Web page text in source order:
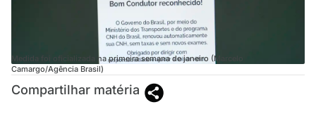
Medida foi oficializada na primeira semana de janeiro (Marcelo
Camargo/Agência Brasil)
Compartilhar matéria